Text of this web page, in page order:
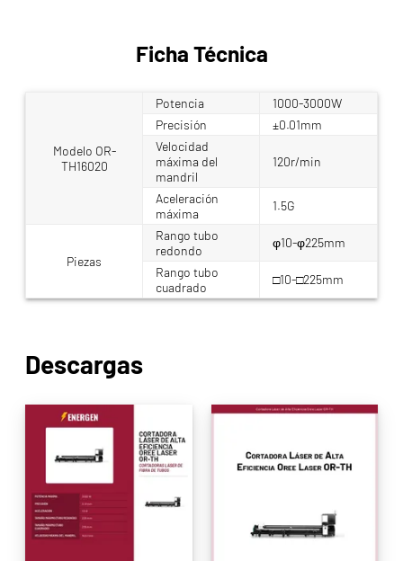
Ficha Técnica
Modelo OR-
TH16020
Potencia
1000-3000W
Precisión
±0.01mm
Velocidad
máxima del
mandril
120r/min
Aceleración
máxima
1.5G
Piezas
Rango tubo
redondo
φ10-φ225mm
Rango tubo
cuadrado
□10-□225mm
Descargas